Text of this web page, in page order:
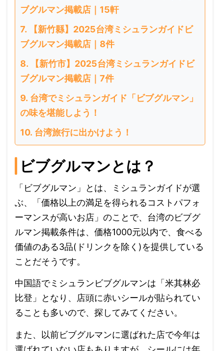
ブグルマン掲載店｜15軒
【新竹縣】2025台湾ミシュランガイドビ
ブグルマン掲載店｜8件
【新竹市】2025台湾ミシュランガイドビ
ブグルマン掲載店｜7件
台湾でミシュランガイド「ビブグルマン」
の味を堪能しよう！
台湾旅行に出かけよう！
ビブグルマンとは？
「ビブグルマン」とは、ミシュランガイドが選
ぶ、「価格以上の満足を得られるコストパフォ
ーマンスが高いお店」のことで、台湾のビブグ
ルマン掲載条件は、価格1000元以内で、食べる
価値のある3品(ドリンクを除く)を提供している
ことだそうです。
中国語でミシュランビブグルマンは「米其林必
比登」となり、店頭に赤いシールが貼られてい
ることも多いので、探してみてください。
また、以前ビブグルマンに選ばれた店で今年は